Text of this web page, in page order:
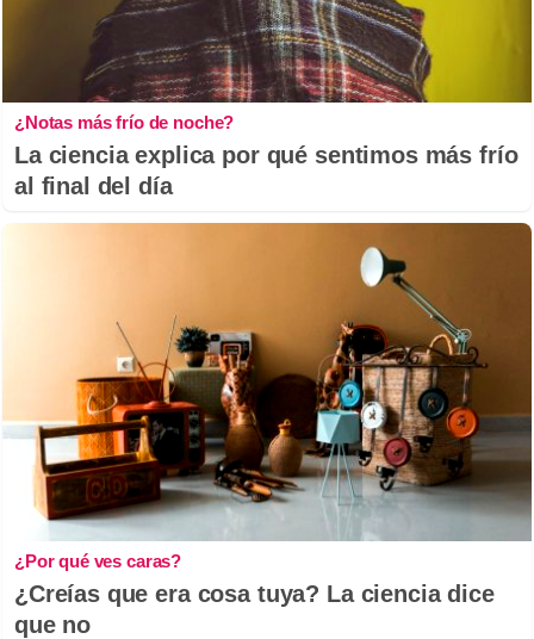
¿Notas más frío de noche?
La ciencia explica por qué sentimos más frío
al final del día
¿Por qué ves caras?
¿Creías que era cosa tuya? La ciencia dice
que no